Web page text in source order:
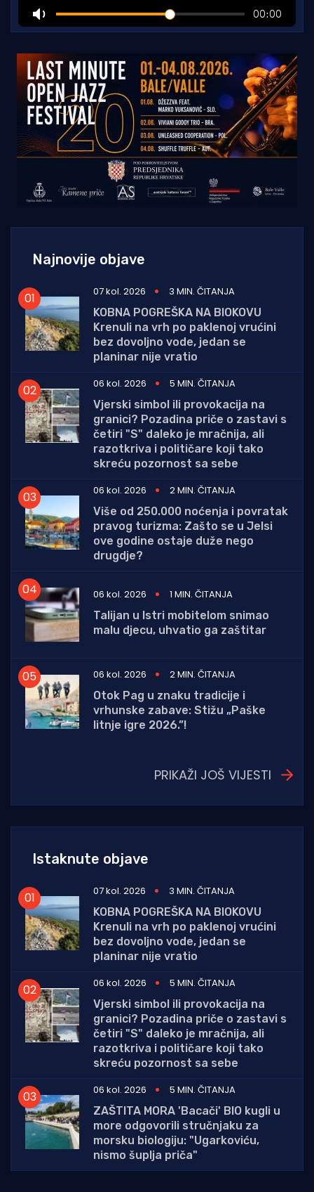
Najnovije objave
07 kol. 2026
3 MIN. ČITANJA
KOBNA POGREŠKA NA BIOKOVU
Krenuli na vrh po paklenoj vrućini
bez dovoljno vode, jedan se
planinar nije vratio
06 kol. 2026
5 MIN. ČITANJA
Vjerski simbol ili provokacija na
granici? Pozadina priče o zastavi s
četiri "S" daleko je mračnija, ali
razotkriva i političare koji tako
skreću pozornost sa sebe
06 kol. 2026
2 MIN. ČITANJA
Više od 250.000 noćenja i povratak
pravog turizma: Zašto se u Jelsi
ove godine ostaje duže nego
drugdje?
06 kol. 2026
1 MIN. ČITANJA
Talijan u Istri mobitelom snimao
malu djecu, uhvatio ga zaštitar
06 kol. 2026
2 MIN. ČITANJA
Otok Pag u znaku tradicije i
vrhunske zabave: Stižu „Paške
litnje igre 2026.”!
PRIKAŽI JOŠ VIJESTI
Istaknute objave
07 kol. 2026
3 MIN. ČITANJA
KOBNA POGREŠKA NA BIOKOVU
Krenuli na vrh po paklenoj vrućini
bez dovoljno vode, jedan se
planinar nije vratio
06 kol. 2026
5 MIN. ČITANJA
Vjerski simbol ili provokacija na
granici? Pozadina priče o zastavi s
četiri "S" daleko je mračnija, ali
razotkriva i političare koji tako
skreću pozornost sa sebe
06 kol. 2026
5 MIN. ČITANJA
ZAŠTITA MORA 'Bacači' BIO kugli u
more odgovorili stručnjaku za
morsku biologiju: "Ugarkoviću,
nismo šuplja priča"